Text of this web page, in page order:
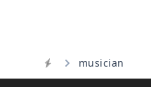
musician